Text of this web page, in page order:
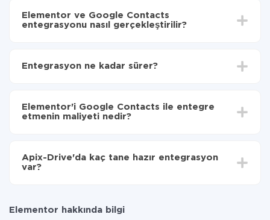
Elementor ve Google Contacts
entegrasyonu nasıl gerçekleştirilir?
aktarılacağını seçin
Contacts'ye aktarılacaktır.
Entegrasyon ne kadar sürer?
olarak, 10-15 dakika sürer.
Elementor'i Google Contacts ile entegre
etmenin maliyeti nedir?
Hizmetimiz aracılığıyla yalnızca bir sisteminizden
diğerine aktarılan veri miktarı için ödeme yaparsınız.
Apix-Drive'da kaç tane hazır entegrasyon
var?
Elementor hakkında bilgi